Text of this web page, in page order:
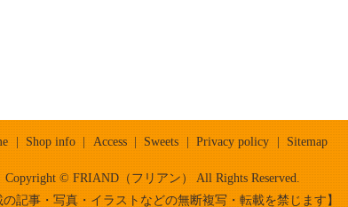
Shop info Access Sweets Privacy policy Sitemap
Copyright © FRIAND（フリアン） All Rights Reserved.
の記事・写真・イラストなどの無断複写・転載を禁じます】